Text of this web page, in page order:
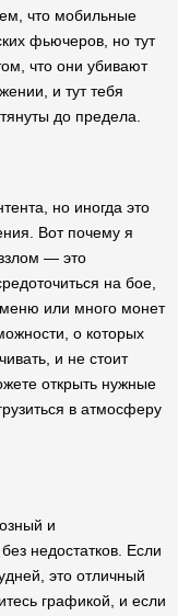
что мобильные
фьючеров, но тут
что они убивают
и тут тебя
до предела.
но иногда это
Вот почему я
— это
на бое,
или много монет
о которых
и не стоит
открыть нужные
в атмосферу
и
недостатков. Если
это отличный
графикой, и если